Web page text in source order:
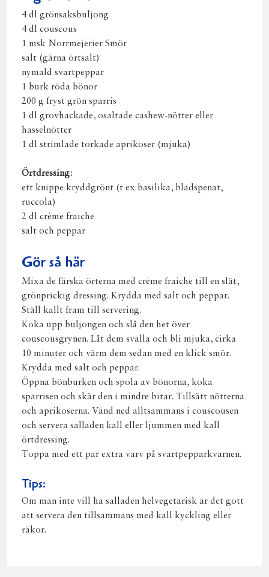
4 dl grönsaksbuljong
4 dl couscous
1 msk Norrmejerier Smör
salt (gärna örtsalt)
nymald svartpeppar
1 burk röda bönor
200 g fryst grön sparris
1 dl grovhackade, osaltade cashew-nötter eller
hasselnötter
1 dl strimlade torkade aprikoser (mjuka)
Örtdressing:
ett knippe kryddgrönt (t ex basilika, bladspenat,
ruccola)
2 dl crème fraiche
salt och peppar
Gör så här
Mixa de färska örterna med crème fraiche till en slät,
grönprickig dressing. Krydda med salt och peppar.
Ställ kallt fram till servering.
Koka upp buljongen och slå den het över
couscousgrynen. Låt dem svälla och bli mjuka, cirka
10 minuter och värm dem sedan med en klick smör.
Krydda med salt och peppar.
Öppna bönburken och spola av bönorna, koka
sparrisen och skär den i mindre bitar. Tillsätt nötterna
och aprikoserna. Vänd ned alltsammans i couscousen
och servera salladen kall eller ljummen med kall
örtdressing.
Toppa med ett par extra varv på svartpepparkvarnen.
Tips:
Om man inte vill ha salladen helvegetarisk är det gott
att servera den tillsammans med kall kyckling eller
räkor.